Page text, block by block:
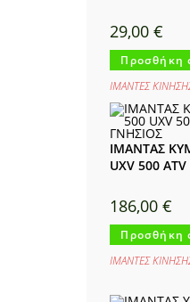
29,00€
Προσθήκη
ΙΜΑΝΤΕΣ
ΙΜΑΝΤΑΣ
UXV 500
186,00€
Προσθήκη
ΙΜΑΝΤΕΣ